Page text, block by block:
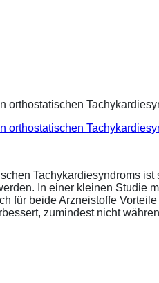
Tachykardiesyndroms
In einer kleinen
für beide Arzneistoffe
zumindest nicht